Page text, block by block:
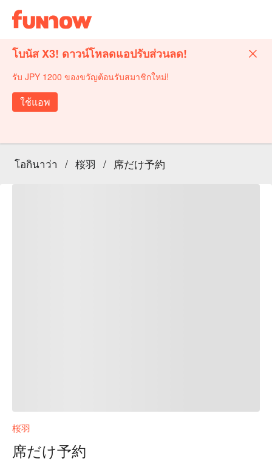
โบนัส X3! ดาวน์โหลดแอปรับส่วนลด!
รับ JPY 1200 ของขวัญต้อนรับสมาชิกใหม่!
ใช้แอพ
โอกินาว่า / 桜羽 / 席だけ予約
桜羽
席だけ予約